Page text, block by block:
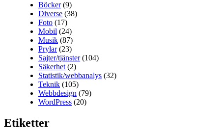
Böcker(9)
Diverse (38)
Foto (17)
Mobil (24)
Musik (87)
Prylar(23)
Sajter/tjänster(104)
Säkerhet (2)
Statistik/webbanalys (32)
Teknik (105)
Webbdesign (79)
WordPress (20)
Etiketter